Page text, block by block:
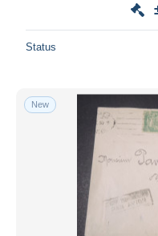
Status
New